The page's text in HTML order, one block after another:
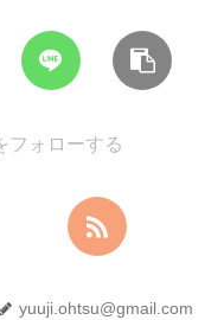
フォローする
yuuji.ohtsu@gmail.com